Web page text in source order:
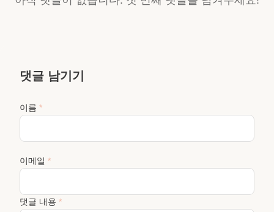
댓글 남기기
이름 *
이메일 *
댓글 내용 *